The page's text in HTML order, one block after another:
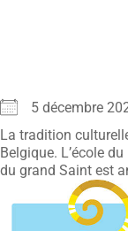
5 décembre
La tradition
Belgique. L’école
du grand Saint est